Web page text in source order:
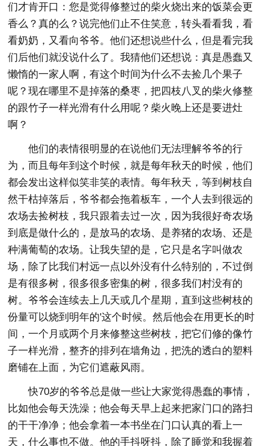
们才肯开口：您是觉得修整过的柴火烧出来的饭菜会更
香么？真的么？说完他们止不住笑意，转头看看我，看
看奶奶，又看向爷爷。他们还想说些什么，但是看完我
们后他们就没说什么了。我猜他们还想说：真是愚蠢又
懒惰的一家人啊，有这个时间为什么不去捡几个果子
呢？现在哪里不是掉落的桑枣，把四枝八叉的柴火修整
的跟竹子一样光滑有什么用呢？柴火晚上还是要进灶
啊？
他们的表情很明显的在说他们无法理解爷爷的行
为，而且每年到这个时候，就是每年秋天的时候，他们
都会发出这样似笑非笑的表情。每年秋天，等到树枝自
然干枯掉落后，爷爷都会拖着板车，一个人去到很远的
农场去捡树枝，我只跟着去过一次，因为我很好奇农场
到底是做什么的，是放马的农场、是养猪的农场、还是
种满葡萄的农场。让我失望的是，它只是名字叫做农
场，除了比我们村远一点以外没有什么特别的，不过倒
是有很多树，很多很多密集的树，很多我们村没有的
树。爷爷会连续去上几天或几个星期，直到这些树枝的
份量可以烧到明年的'这个时候。然后他会在用更长的时
间，一个月或两个月来修整这些树枝，把它们修的像竹
子一样光滑，整齐的排列在墙角边，把洗的透白的塑料
磨铺在上面，为它们遮蔽风雨。
快70岁的爷爷总是做一些让大家觉得愚蠢的事情，
比如他会每天洗澡；他会每天早上起来把家门口的路扫
的干干净净；他会拿着一本书坐在门口认真的看上一
天，什么事也不做。他的手抖呀抖，除了睡觉和我握着